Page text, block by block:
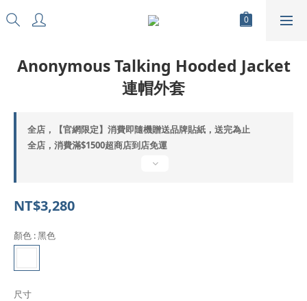
Anonymous Talking Hooded Jacket
連帽外套
全店，【官網限定】消費即隨機贈送品牌貼紙，送完為止
全店，消費滿$1500超商店到店免運
NT$3,280
顏色 : 黑色
尺寸